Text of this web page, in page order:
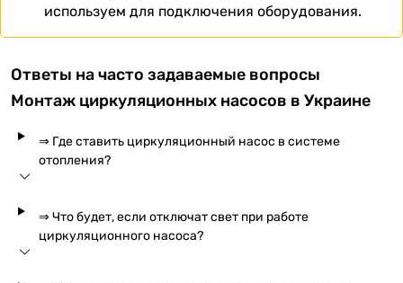
используем для подключения оборудования.
Ответы на часто задаваемые вопросы
Монтаж циркуляционных насосов в Украине
⇒ Где ставить циркуляционный насос в системе
отопления?
⇒ Что будет, если отключат свет при работе
циркуляционного насоса?